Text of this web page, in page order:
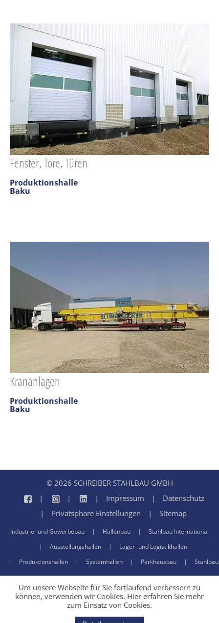
Fenster, Tore, Türen
Produktionshalle
Baku
Krananlagen
Produktionshalle
Baku
© 2026 SCHREIBER STAHLBAU GMBH
Impressum
Datenschutz
Privatsphäre Einstellungen
Sitemap
Industrie- und Gewerbebau Hallenbau
Stahlbau International
Ausstellungshallen
Lager- und Logistikhallen
Produktionshallen
Systemhallen Parkhausbau Stahlbau
Um unsere Webseite für Sie fortlaufend verbessern zu
können, verwenden wir Cookies. Hier erfahren Sie mehr
zum Einsatz von Cookies.